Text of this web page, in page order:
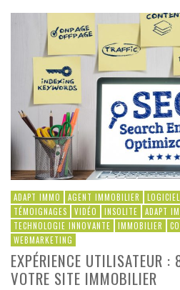
ADAPT IMMO AGENT IMMOBILIER
TÉMOIGNAGES
VIDÉO INSOLITE ADAPT
TECHNOLOGIE INNOVANTE
IMMOBILIER
WEBMARKETING
EXPÉRIENCE UTILISATEUR :
VOTRE SITE IMMOBILIER